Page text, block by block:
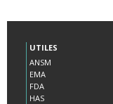
UTILES
ANSM
EMA
FDA
HAS